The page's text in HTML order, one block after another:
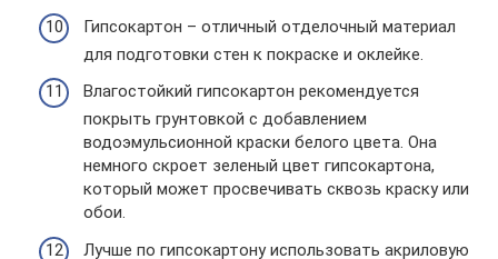
Гипсокартон – отличный отделочный материал
для подготовки стен к покраске и оклейке.
Влагостойкий гипсокартон рекомендуется
покрыть грунтовкой с добавлением
водоэмульсионной краски белого цвета. Она
немного скроет зеленый цвет гипсокартона,
который может просвечивать сквозь краску или
обои.
Лучше по гипсокартону использовать акриловую